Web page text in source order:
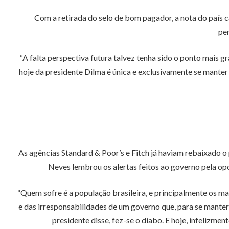
Com a retirada do selo de bom pagador, a nota do país
“A falta perspectiva futura talvez tenha sido o ponto mais
hoje da presidente Dilma é única e exclusivamente se
As agências Standard & Poor’s e Fitch já haviam
Neves lembrou os alertas feitos ao governo pela
“Quem sofre é a população brasileira, e principalmente os
e das irresponsabilidades de um governo que, para se
presidente disse, fez-se o diabo. E hoje,